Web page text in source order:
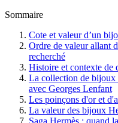
Sommaire
Cote et valeur d’un
Ordre de valeur allant
recherché
Histoire et contexte de
La collection de bijoux
avec Georges Lenfant
Les poinçons d'or et
La valeur des bijoux
Saga Hermès : quand